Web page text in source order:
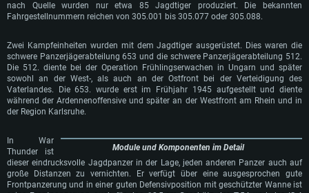
Für PC
Für MAC
Für Linux
Mindestanforderungen
Prozessor: Dual-Core 2.2 GHz
Arbeitsspeicher: 4GB
DirectX 11 fähige Grafikkarte: AMD Radeon 77XX / NVIDIA GeForce GTX
660; die geringste Auflösung für das Spiel beträgt 720p
Mindestanforderungen
Prozessor: Intel Core i5, 2.2 GHz (Intel Xeon Prozessoren werden nicht
unterstützt)
Arbeitsspeicher: 6 GB
Grafikkarte: Intel Iris Pro 5200 oder analoge AMD / Nvidia für Mac. Die
Mindestanforderungen
Prozessor: Dual-Core 2.4 GHz
Arbeitsspeicher: 4 GB
Grafikkarte: NVIDIA 660 mit den neuesten Treibern (nicht älter als 6
Monate) / vergleichbare AMD mit den neuesten Treibern (nicht älter als 6
nach Quelle wurden nur etwa 85 Jagdtiger produziert. Die bekannten
Fahrgestellnummern reichen von 305.001 bis 305.077 oder 305.088.
Zwei Kampfeinheiten wurden mit dem Jagdtiger ausgerüstet. Dies waren die
schwere Panzerjägerabteilung 653 und die schwere Panzerjägerabteilung 512.
Die 512. diente bei der Operation Frühlingserwachen in Ungarn und später
sowohl an der West-, als auch an der Ostfront bei der Verteidigung des
Vaterlandes. Die 653. wurde erst im Frühjahr 1945 aufgestellt und diente
während der Ardennenoffensive und später an der Westfront am Rhein und in
der Region Karlsruhe.
Module und Komponenten im Detail
In War
Thunder ist
dieser eindrucksvolle Jagdpanzer in der Lage, jeden anderen Panzer auch auf
große Distanzen zu vernichten. Er verfügt über eine ausgesprochen gute
Frontpanzerung und in einer guten Defensivposition mit geschützter Wanne ist